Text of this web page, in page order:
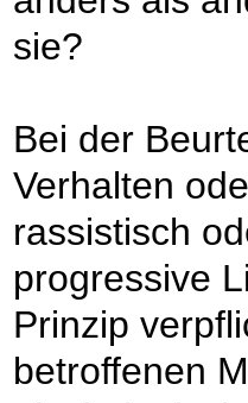
sie?
Bei der
Verhalten
rassistisch
progressive
Prinzip
betroffenen